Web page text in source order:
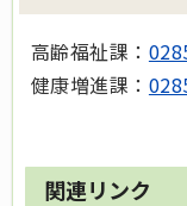
高齢福祉課：
健康増進課：
関連リンク